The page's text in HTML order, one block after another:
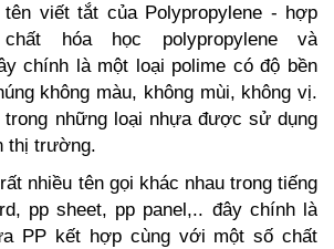
viết tắt của Polypropylene - hợp
hóa học polypropylene và
chính là một loại polime có độ bền
không màu, không mùi, không vị.
những loại nhựa được sử dụng
thị trường.
nhiều tên gọi khác nhau trong tiếng
pp sheet, pp panel,.. đây chính là
PP kết hợp cùng với một số chất